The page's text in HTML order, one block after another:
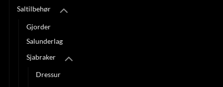
Saltilbehør
Gjorder
Salunderlag
Sjabraker
Dressur